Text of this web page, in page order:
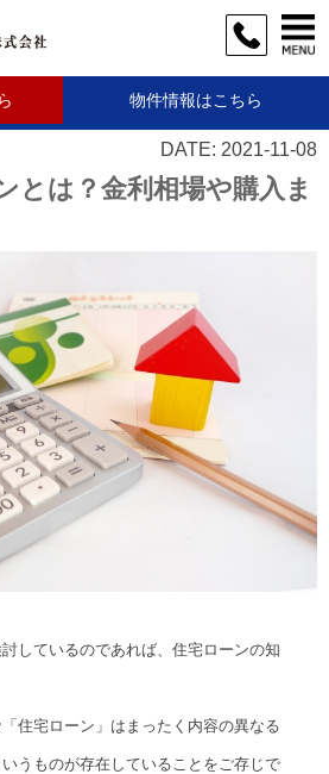
物件情報はこちら
DATE: 2021-11-08
とは？金利相場や購入ま
しているのであれば、住宅ローンの知
住宅ローン」はまったく内容の異なる
いうものが存在していることをご存じで